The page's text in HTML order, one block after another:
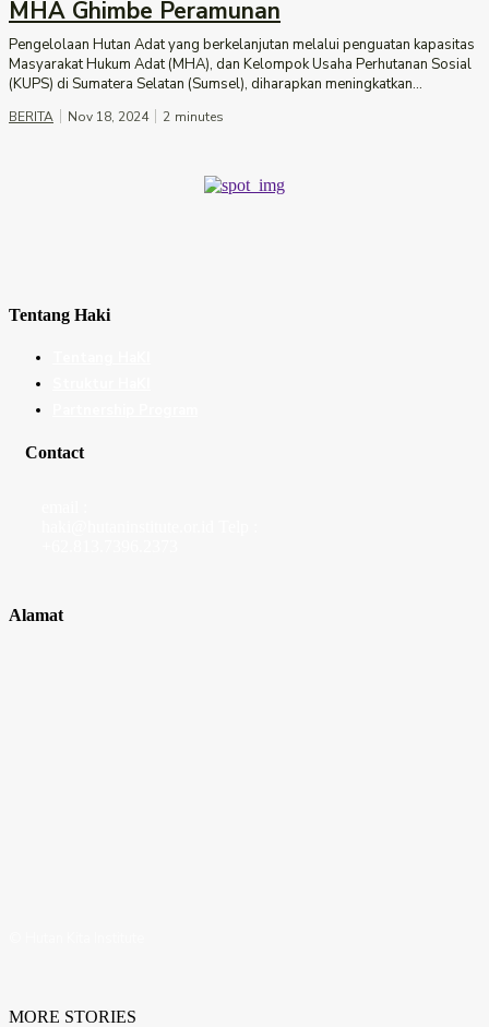
MHA Ghimbe Peramunan
Pengelolaan Hutan Adat yang berkelanjutan melalui penguatan kapasitas
Masyarakat Hukum Adat (MHA), dan Kelompok Usaha Perhutanan Sosial
(KUPS) di Sumatera Selatan (Sumsel), diharapkan meningkatkan...
BERITA Nov 18, 2024 2 minutes
Tentang Haki
Contact
Alamat
MORE STORIES